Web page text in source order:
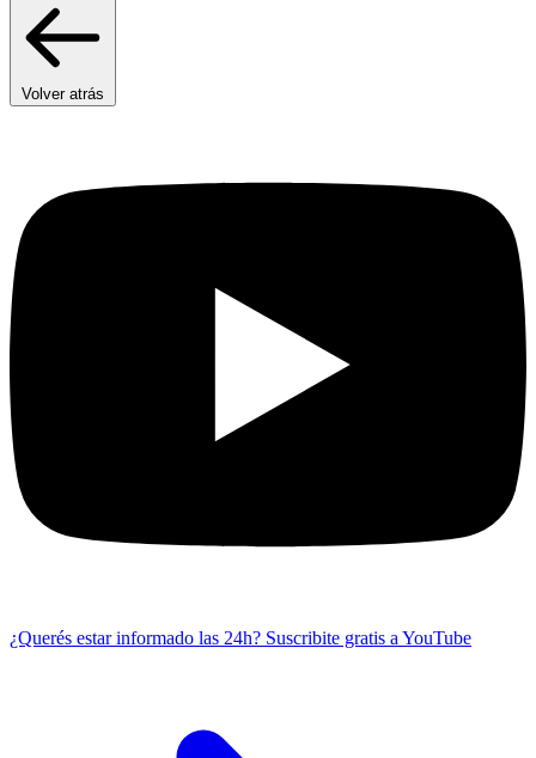
Volver atrás
¿Querés estar informado las 24h? Suscribite gratis a YouTube